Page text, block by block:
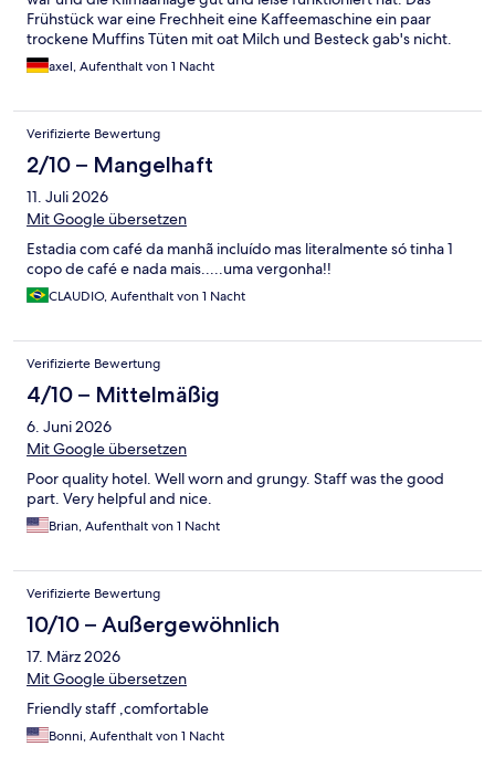
Frühstück war eine Frechheit eine Kaffeemaschine ein paar
trockene Muffins Tüten mit oat Milch und Besteck gab's nicht.
Ich empfehle hotel.com das Hotel aus dem Programm zu
nehmen oder mindestens Frühstück inklusive zu streichen. Es
unterstützt werden. Als Kunde verlasse ich mich darauf, das alle
Angaben korrekt sind.
axel, Aufenthalt von 1 Nacht
Verifizierte Bewertung
2/10 – Mangelhaft
11. Juli 2026
Mit Google übersetzen
Estadia com café da manhã incluído mas literalmente só tinha 1
copo de café e nada mais.....uma vergonha!!
CLAUDIO, Aufenthalt von 1 Nacht
Verifizierte Bewertung
4/10 – Mittelmäßig
6. Juni 2026
Mit Google übersetzen
Poor quality hotel. Well worn and grungy. Staff was the good
part. Very helpful and nice.
Brian, Aufenthalt von 1 Nacht
Verifizierte Bewertung
10/10 – Außergewöhnlich
17. März 2026
Mit Google übersetzen
Friendly staff ,comfortable
Bonni, Aufenthalt von 1 Nacht